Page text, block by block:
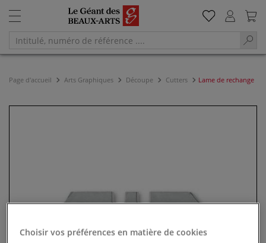
Page d'accueil Arts Graphiques Découpe Cutters Lame de rechange
Choisir vos préférences en matière de cookies